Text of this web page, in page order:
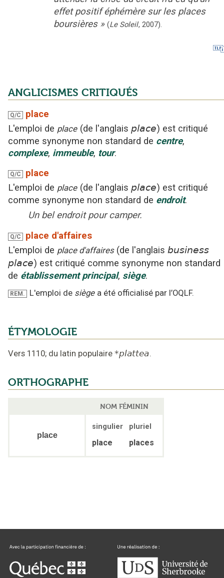
effet positif éphémère sur les places
boursières » (Le Soleil, 2007).
ANGLICISMES CRITIQUÉS
Q/C
place
L'emploi de place (de l'anglais place) est critiqué
comme synonyme non standard de centre,
complexe, immeuble, tour.
Q/C
place
L'emploi de place (de l'anglais place) est critiqué
comme synonyme non standard de endroit.
Un bel endroit pour camper.
Q/C
place d'affaires
L'emploi de place d'affaires (de l'anglais business
place) est critiqué comme synonyme non standard
de établissement principal, siège.
REM. L'emploi de siège a été officialisé par l’OQLF.
ÉTYMOLOGIE
Vers 1110; du latin populaire *plattea.
ORTHOGRAPHE
NOM FÉMININ
place
singulier pluriel
place places